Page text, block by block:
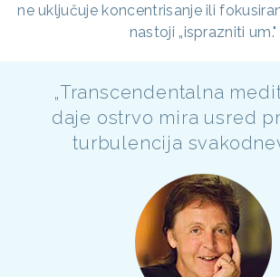
ne uključuje koncentrisanje ili
nastoji „isprazniti um."
„Transcendentalna
daje ostrvo mira usred
turbulencija